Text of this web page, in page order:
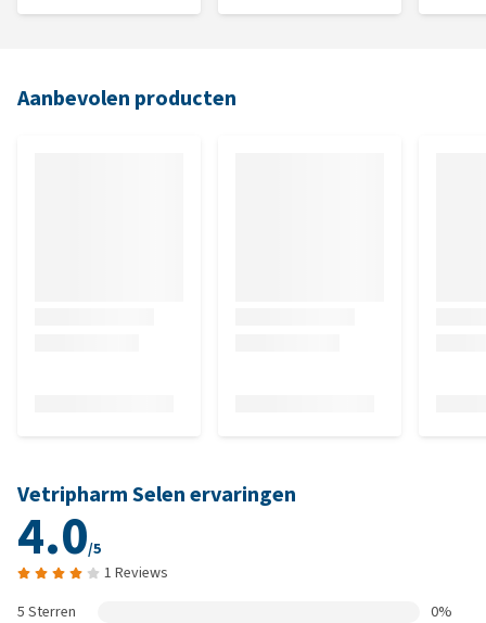
Aanbevolen producten
Vetripharm Selen ervaringen
4.0/5
1 Reviews
5 Sterren
0%